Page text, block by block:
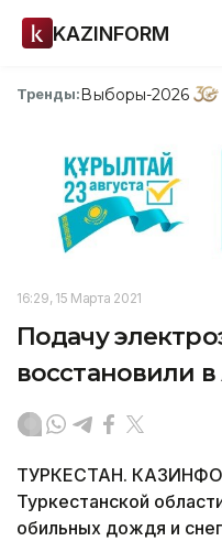
KAZINFORM
Тренды:Выборы-2026
16:29, 15 Марта 2021
Подачу
восстановили
ТУРКЕСТАН.
Туркестанской
обильных дождя и